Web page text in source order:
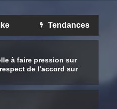
10 000 euros à Qatar
qui a annulé son vol vers
Tendances
à faire pression sur
de l’accord sur